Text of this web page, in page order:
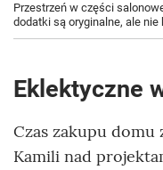
Przestrzeń w części
dodatki są oryginalne, ale nie
Eklektyczne
Czas zakupu domu
Kamili nad